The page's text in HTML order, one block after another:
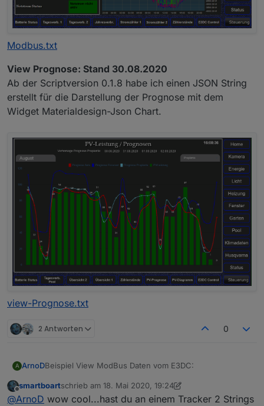
Modbus.txt
View Prognose: Stand 30.08.2020
Ab der Scriptversion 0.1.8 habe ich einen JSON String
erstellt für die Darstellung der Prognose mit dem
Widget Materialdesign-Json Chart.
view-Prognose.txt
2 Antworten 0
A ArnoDBeispiel View ModBus Daten vom E3DC:
Offline
smartboartschrieb am 18. Mai 2020, 19:24
zuletzt editiert von smartboart
@ArnoD wow cool...hast du an einem Tracker 2 Strings